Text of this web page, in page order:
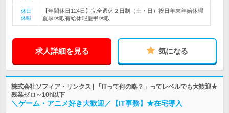
休日
休暇
【年間休日124日】完全週休２日制（土・日）祝日年末年始休暇
夏季休暇有給休暇慶弔休暇
求人詳細を見る 気になる
株式会社ソフィア・リンクス | 「ITって何の略？」ってレベルでも大歓迎★
残業ゼロ～10h以下
＼ゲーム・アニメ好き大歓迎／【IT事務】★在宅導入